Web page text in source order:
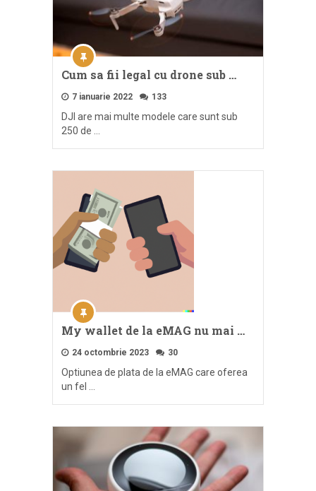
Cum sa fii legal cu drone sub …
7 ianuarie 2022 133
DJI are mai multe modele care sunt sub
250 de …
My wallet de la eMAG nu mai …
24 octombrie 2023 30
Optiunea de plata de la eMAG care oferea
un fel …